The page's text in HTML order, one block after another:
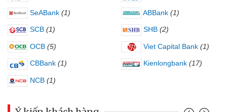
SeABank (1) ABBank (1)
SCB (1) SHB (2)
OCB (5) Viet Capital Bank (1)
CBBank (1) Kienlongbank (17)
NCB (1)